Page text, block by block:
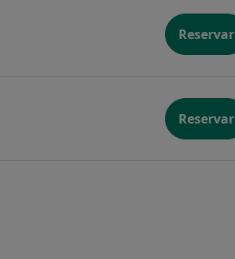
Reservar
Reservar